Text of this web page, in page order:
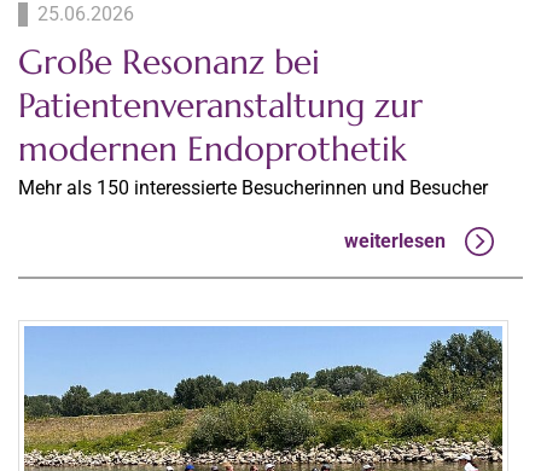
25.06.2026
Große Resonanz bei
Patientenveranstaltung zur
modernen Endoprothetik
Mehr als 150 interessierte Besucherinnen und Besucher
weiterlesen